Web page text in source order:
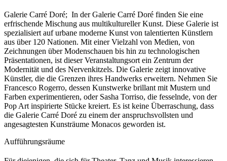
Galerie Carré Doré; In der Galerie Carré Doré finden Sie eine
erfrischende Mischung aus multikultureller Kunst. Diese Galerie ist
spezialisiert auf urbane moderne Kunst von talentierten Künstlern
aus über 120 Nationen. Mit einer Vielzahl von Medien, von
Zeichnungen über Modenschauen bis hin zu technologischen
Präsentationen, ist dieser Veranstaltungsort ein Zentrum der
Modernität und des Nervenkitzels. Die Galerie zeigt innovative
Künstler, die die Grenzen ihres Handwerks erweitern. Nehmen Sie
Francesco Rogerro, dessen Kunstwerke brillant mit Mustern und
Farben experimentieren, oder Sasha Torriso, die fesselnde, von der
Pop Art inspirierte Stücke kreiert. Es ist keine Überraschung, dass
die Galerie Carré Doré zu einem der anspruchsvollsten und
angesagtesten Kunsträume Monacos geworden ist.
Aufführungsräume